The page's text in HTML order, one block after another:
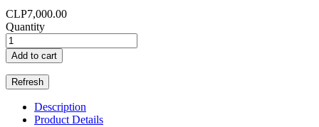
CLP7,000.00
Quantity
Add to cart
Description
Product Details